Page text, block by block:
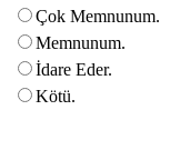
Çok Memnunum.
Memnunum.
İdare Eder.
Kötü.